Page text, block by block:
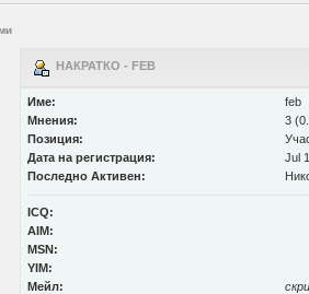
НАКРАТКО - FEB
Име:
feb
Мнения:
3
Позиция:
Дата на регистрация:
Jul
Последно Активен:
ICQ:
AIM:
MSN:
YIM:
Мейл: